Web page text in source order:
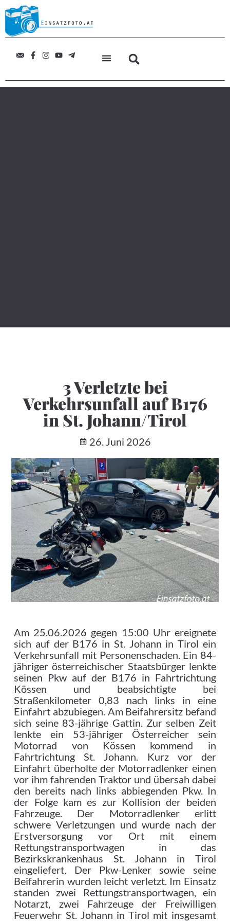
3 Verletzte bei
Verkehrsunfall auf B176
in St. Johann/Tirol
26. Juni 2026
Am 25.06.2026 gegen 15:00 Uhr ereignete
sich auf der B176 in St. Johann in Tirol ein
Verkehrsunfall mit Personenschaden. Ein 84-
jähriger österreichischer Staatsbürger lenkte
seinen Pkw auf der B176 in Fahrtrichtung
Kössen und beabsichtigte bei
Straßenkilometer 0,83 nach links in eine
Einfahrt abzubiegen. Am Beifahrersitz befand
sich seine 83-jährige Gattin. Zur selben Zeit
lenkte ein 53-jähriger Österreicher sein
Motorrad von Kössen kommend in
Fahrtrichtung St. Johann. Kurz vor der
Einfahrt überholte der Motorradlenker einen
vor ihm fahrenden Traktor und übersah dabei
den bereits nach links abbiegenden Pkw. In
der Folge kam es zur Kollision der beiden
Fahrzeuge. Der Motorradlenker erlitt
schwere Verletzungen und wurde nach der
Erstversorgung vor Ort mit einem
Rettungstransportwagen in das
Bezirkskrankenhaus St. Johann in Tirol
eingeliefert. Der Pkw-Lenker sowie seine
Beifahrerin wurden leicht verletzt. Im Einsatz
standen zwei Rettungstransportwagen, ein
Notarzt, zwei Fahrzeuge der Freiwilligen
Feuerwehr St. Johann in Tirol mit insgesamt